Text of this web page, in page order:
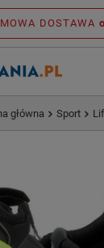
DOSTAWA
główna Sport